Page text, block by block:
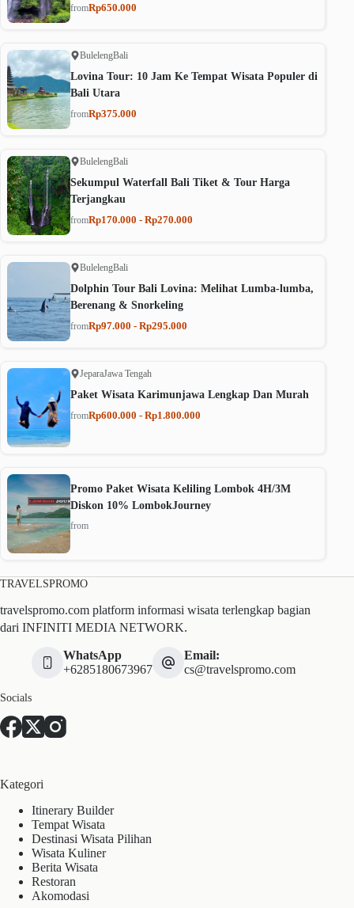
fromRp650.000
BulelengBali
Lovina Tour: 10 Jam Ke Tempat Wisata Populer di
Bali Utara
fromRp375.000
BulelengBali
Sekumpul Waterfall Bali Tiket & Tour Harga
Terjangkau
fromRp170.000 - Rp270.000
BulelengBali
Dolphin Tour Bali Lovina: Melihat Lumba-lumba,
Berenang & Snorkeling
fromRp97.000 - Rp295.000
JeparaJawa Tengah
Paket Wisata Karimunjawa Lengkap Dan Murah
fromRp600.000 - Rp1.800.000
Promo Paket Wisata Keliling Lombok 4H/3M
Diskon 10% LombokJourney
from
TRAVELSPROMO
travelspromo.com platform informasi wisata terlengkap bagian
dari INFINITI MEDIA NETWORK.
WhatsApp
+6285180673967
Email:
cs@travelspromo.com
Socials
Kategori
Itinerary Builder
Tempat Wisata
Destinasi Wisata Pilihan
Wisata Kuliner
Berita Wisata
Restoran
Akomodasi